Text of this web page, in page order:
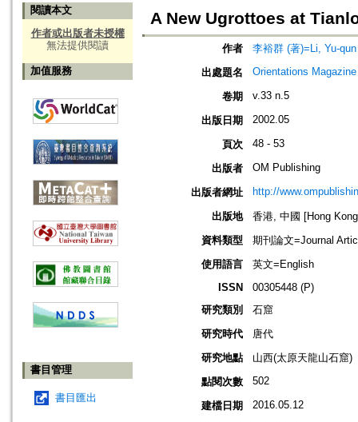
閱讀本文
作者或出版者未授權
無法提供閱讀
加值服務
書目管理
書目匯出
A New Ugrottoes at
作者
李裕群 (著)=Li, Yu-
出處題名
Orientations Magazine
卷期 v.33 n.5
出版日期 2002.05
頁次 48 - 53
出版者 OM Publishing
出版者網址 http://
出版地
香港, 中國 [Hong
資料類型
期刊論文=Journal
使用語言
英文=English
ISSN
00305448 (P)
研究類別
石窟
研究時代
唐代
研究地點
山西(太原天龍山石窟)
點閱次數
502
建檔日期 2016.05.12